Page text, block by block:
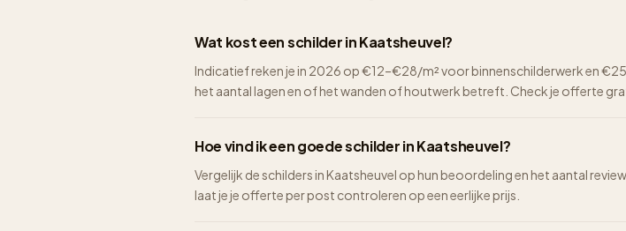
Wat kost een schilder in Kaatsheuvel?
Indicatief reken je in 2026 op €12–€28/m² voor binnenschilderwerk en
het aantal lagen en of het wanden of houtwerk betreft. Check je offerte
Hoe vind ik een goede schilder in Kaatsheuvel?
Vergelijk de schilders in Kaatsheuvel op hun beoordeling en het aantal
laat je je offerte per post controleren op een eerlijke prijs.